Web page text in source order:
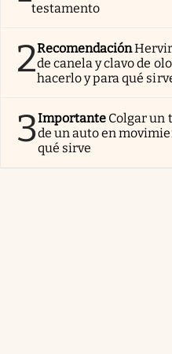
testamento
2Recomendación
de canela y clavo de
hacerlo y para qué
3Importante Colgar un
de un auto en
qué sirve